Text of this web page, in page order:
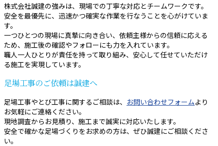
株式会社誠建の強みは、現場での丁寧な対応とチームワークです。
安全を最優先に、迅速かつ確実な作業を行なうことを心がけていま
す。
一つひとつの現場に真摯に向き合い、依頼主様からの信頼に応える
ため、施工後の確認やフォローにも力を入れています。
職人一人ひとりが責任を持って取り組み、安心して任せていただけ
る施工を実現しています。
足場工事のご依頼は誠建へ
足場工事やとび工事に関するご相談は、 お問い合わせフォームより
お気軽にご連絡ください。
現地調査からお見積り、施工まで誠実に対応いたします。
安全で確かな足場づくりをお求めの方は、ぜひ誠建にご相談くださ
い。